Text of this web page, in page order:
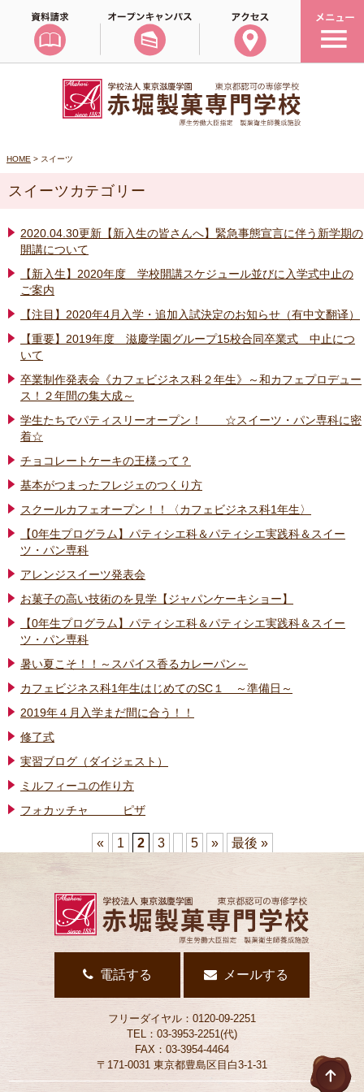
HOME > スイーツ
スイーツカテゴリー
2020.04.30更新【新入生の皆さんへ】緊急事態宣言に伴う新学期の
開講について
【新入生】2020年度 学校開講スケジュール並びに入学式中止の
ご案内
【注目】2020年4月入学・追加入試決定のお知らせ（有中文翻译）
【重要】2019年度 滋慶学園グループ15校合同卒業式 中止につ
いて
卒業制作発表会《カフェビジネス科２年生》～和カフェプロデュー
ス！２年間の集大成～
学生たちでパティスリーオープン！ ☆スイーツ・パン専科に密
着☆
チョコレートケーキの王様って？
基本がつまったフレジェのつくり方
スクールカフェオープン！！〈カフェビジネス科1年生〉
【0年生プログラム】パティシエ科＆パティシエ実践科＆スイー
ツ・パン専科
アレンジスイーツ発表会
お菓子の高い技術のを見学【ジャパンケーキショー】
【0年生プログラム】パティシエ科＆パティシエ実践科＆スイー
ツ・パン専科
暑い夏こそ！！～スパイス香るカレーパン～
カフェビジネス科1年生はじめてのSC１ ～準備日～
2019年４月入学まだ間に合う！！
修了式
実習ブログ（ダイジェスト）
ミルフィーユの作り方
フォカッチャ ピザ
« 1 2 3 5 » 最後 »
電話する メールする
フリーダイヤル：0120-09-2251
TEL：03-3953-2251(代)
FAX：03-3954-4464
〒171-0031 東京都豊島区目白3-1-31